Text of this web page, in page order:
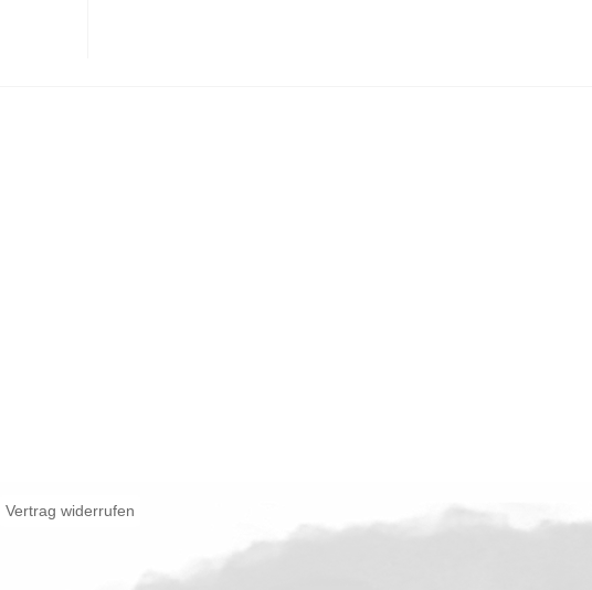
Vertrag widerrufen